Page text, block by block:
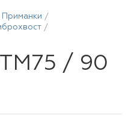
Приманки
/ 90